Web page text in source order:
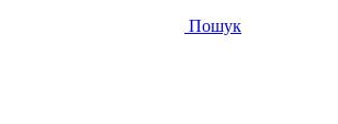
Пошук